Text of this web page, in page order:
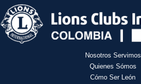
Nosotros Servimos
Quienes Sómos
Cómo Ser León